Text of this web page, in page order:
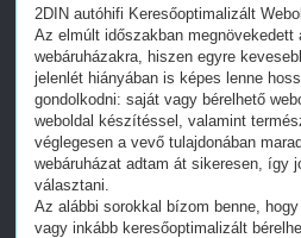
2DIN autóhifi Keresőoptimalizált
Az elmúlt időszakban
webáruházakra, hiszen egyre
jelenlét hiányában is képes lenne
gondolkodni: saját vagy bérelhető
weboldal készítéssel, valamint
véglegesen a vevő tulajdonában
webáruházat adtam át sikeresen, így
választani.
Az alábbi sorokkal bízom benne,
vagy inkább keresőoptimalizált